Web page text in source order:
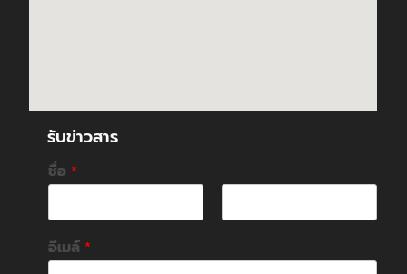
รับข่าวสาร
ชื่อ *
F
i
r
L
อีเมล์ *